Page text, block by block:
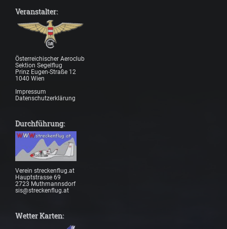
Veranstalter:
Österreichischer Aeroclub
Sektion Segelflug
Prinz Eugen-Straße 12
1040 Wien
Impressum
Datenschutzerklärung
Durchführung:
Verein streckenflug.at
Hauptstrasse 69
2723 Muthmannsdorf
sis@streckenflug.at
Wetter Karten: